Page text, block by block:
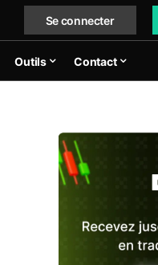
Se connecter
Outils Contact